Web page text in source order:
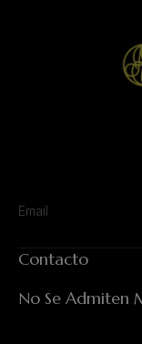
Contacto
No Se Admiten